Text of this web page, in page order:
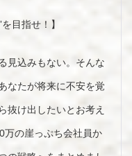
目指せ！】
見込みもない。そんな
たが将来に不安を覚
抜け出したいとお考え
万の崖っぷち会社員か